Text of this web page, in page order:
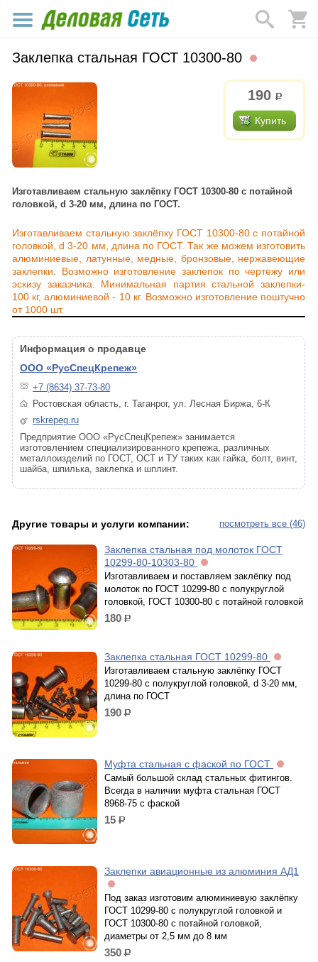
Заклепка стальная ГОСТ 10300-80
190 р.
Купить
Изготавливаем стальную заклёпку ГОСТ 10300-80 с потайной
головкой, d 3-20 мм, длина по ГОСТ.
Изготавливаем стальную заклёпку ГОСТ 10300-80 с потайной
головкой, d 3-20 мм, длина по ГОСТ. Так же можем изготовить
алюминиевые, латунные, медные, бронзовые, нержавеющие
заклепки. Возможно изготовление заклепок по чертежу или
эскизу заказчика. Минимальная партия стальной заклепки-
100 кг, алюминиевой - 10 кг. Возможно изготовление поштучно
от 1000 шт.
Информация о продавце
ООО «РусСпецКрепеж»
+7 (8634) 37-73-80
Ростовская область, г. Таганрог, ул. Лесная Биржа, 6-К
rskrepeg.ru
Предприятие ООО «РусСпецКрепеж» занимается
изготовлением специализированного крепежа, различных
металлоизделий по ГОСТ, ОСТ и ТУ таких как гайка, болт, винт,
шайба, шпилька, заклепка и шплинт.
посмотреть все (46)
Другие товары и услуги компании:
Заклепка стальная под молоток ГОСТ
10299-80-10303-80
Изготавливаем и поставляем заклёпку под
молоток по ГОСТ 10299-80 с полукруглой
головкой, ГОСТ 10300-80 с потайной головкой
180 р.
Заклепка стальная ГОСТ 10299-80
Изготавливаем стальную заклёпку ГОСТ
10299-80 с полукруглой головкой, d 3-20 мм,
длина по ГОСТ
190 р.
Муфта стальная с фаской по ГОСТ
Самый большой склад стальных фитингов.
Всегда в наличии муфта стальная ГОСТ
8968-75 с фаской
15 р.
Заклепки авиационные из алюминия АД1
Под заказ изготовим алюминиевую заклёпку
ГОСТ 10299-80 с полукруглой головкой и
ГОСТ 10300-80 с потайной головкой,
диаметры от 2,5 мм до 8 мм
350 р.